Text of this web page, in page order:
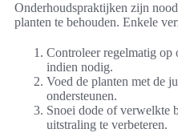
Onderhoudspraktijken zijn
planten te behouden. Enkele
Controleer regelmatig
indien nodig.
Voed de planten met de
ondersteunen.
Snoei dode of verwelkte
uitstraling te verbeteren.